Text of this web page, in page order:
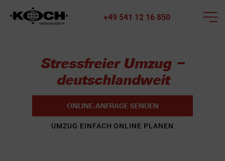
+49 541 12 16 850
Stressfreier Umzug –
deutschlandweit
ONLINE-ANFRAGE SENDEN
UMZUG EINFACH ONLINE PLANEN